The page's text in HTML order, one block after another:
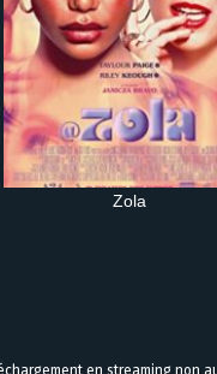
Zola
en streaming non